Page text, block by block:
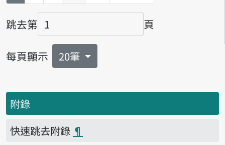
跳去第
頁碼
頁
每頁顯示 20筆
附錄
快速跳去附錄 ¶